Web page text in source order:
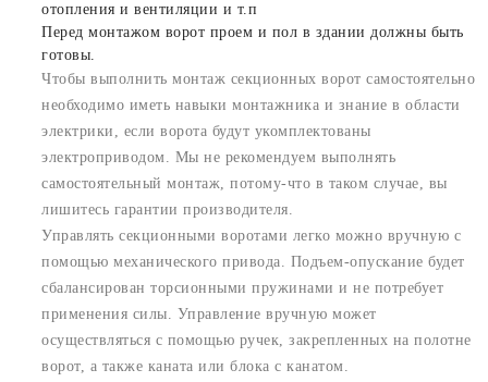
отопления и вентиляции и т.п
Перед монтажом ворот проем и пол в здании должны быть
готовы.
Чтобы выполнить монтаж секционных ворот самостоятельно
необходимо иметь навыки монтажника и знание в области
электрики, если ворота будут укомплектованы
электроприводом. Мы не рекомендуем выполнять
самостоятельный монтаж, потому-что в таком случае, вы
лишитесь гарантии производителя.
Управлять секционными воротами легко можно вручную с
помощью механического привода. Подъем-опускание будет
сбалансирован торсионными пружинами и не потребует
применения силы. Управление вручную может
осуществляться с помощью ручек, закрепленных на полотне
ворот, а также каната или блока с канатом.